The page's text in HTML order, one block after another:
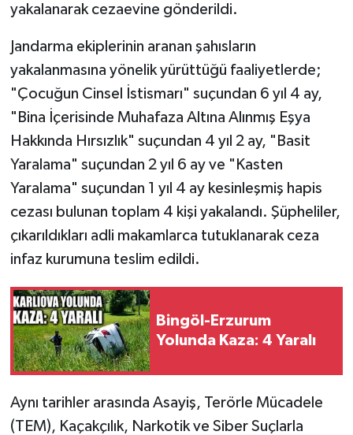
yakalanarak cezaevine gönderildi.
Jandarma ekiplerinin aranan şahısların
yakalanmasına yönelik yürüttüğü faaliyetlerde;
"Çocuğun Cinsel İstismarı" suçundan 6 yıl 4 ay,
"Bina İçerisinde Muhafaza Altına Alınmış Eşya
Hakkında Hırsızlık" suçundan 4 yıl 2 ay, "Basit
Yaralama" suçundan 2 yıl 6 ay ve "Kasten
Yaralama" suçundan 1 yıl 4 ay kesinleşmiş hapis
cezası bulunan toplam 4 kişi yakalandı. Şüpheliler,
çıkarıldıkları adli makamlarca tutuklanarak ceza
infaz kurumuna teslim edildi.
Bingöl-Erzurum
Yolunda Kaza: 4 Yaralı
Aynı tarihler arasında Asayiş, Terörle Mücadele
(TEM), Kaçakçılık, Narkotik ve Siber Suçlarla